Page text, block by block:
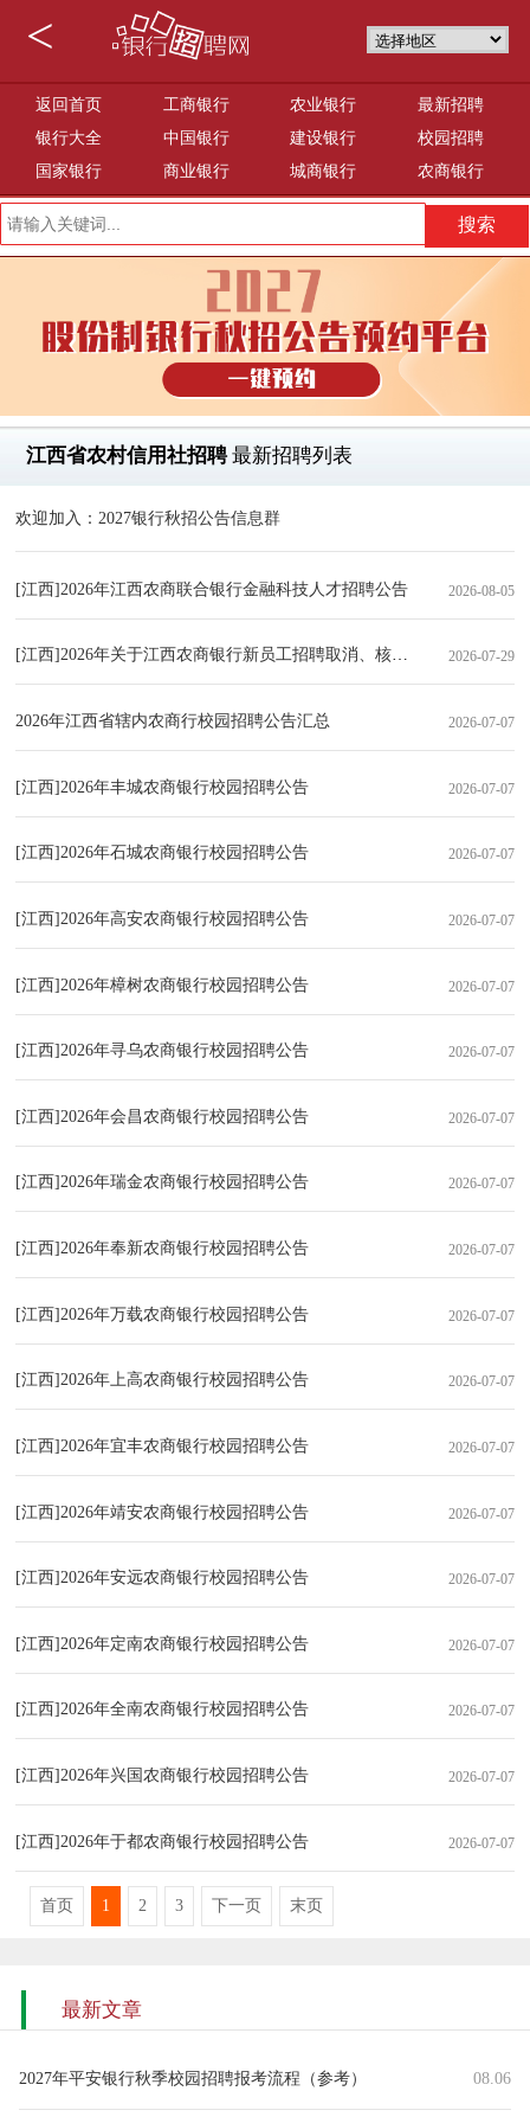
<
返回首页 工商银行 农业银行
最新招聘
银行大全
中国银行 建设银行
校园招聘
国家银行
商业银行 城商银行 农商银行
江西省农村信用社招聘最新招聘列表
欢迎加入：2027银行秋招公告信息群
[江西]2026年江西农商联合银行金融科技人才招聘公告 2026-08-05
[江西]2026年关于江西农商银行新员工招聘取消、核减部分招聘岗位计
2026-07-29
2026年江西省辖内农商行校园招聘公告汇总 2026-07-07
[江西]2026年丰城农商银行校园招聘公告 2026-07-07
[江西]2026年石城农商银行校园招聘公告 2026-07-07
[江西]2026年高安农商银行校园招聘公告 2026-07-07
[江西]2026年樟树农商银行校园招聘公告 2026-07-07
[江西]2026年寻乌农商银行校园招聘公告 2026-07-07
[江西]2026年会昌农商银行校园招聘公告 2026-07-07
[江西]2026年瑞金农商银行校园招聘公告 2026-07-07
[江西]2026年奉新农商银行校园招聘公告 2026-07-07
[江西]2026年万载农商银行校园招聘公告 2026-07-07
[江西]2026年上高农商银行校园招聘公告 2026-07-07
[江西]2026年宜丰农商银行校园招聘公告 2026-07-07
[江西]2026年靖安农商银行校园招聘公告 2026-07-07
[江西]2026年安远农商银行校园招聘公告 2026-07-07
[江西]2026年定南农商银行校园招聘公告 2026-07-07
[江西]2026年全南农商银行校园招聘公告 2026-07-07
[江西]2026年兴国农商银行校园招聘公告 2026-07-07
[江西]2026年于都农商银行校园招聘公告 2026-07-07
首页 1 2 3 下一页 末页
最新文章
2027年平安银行秋季校园招聘报考流程（参考） 08.06